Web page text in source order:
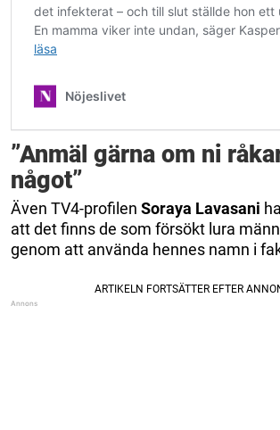
”Anmäl gärna om ni
något”
Även TV4-profilen Soraya Lavasani
att det finns de som försökt lura
genom att använda hennes namn i